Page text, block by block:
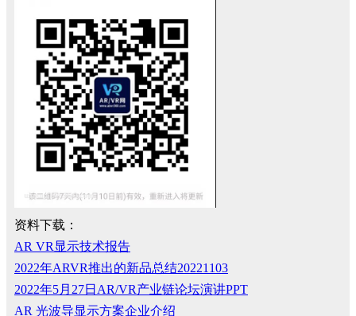
资料下载：
AR VR显示技术报告
2022年ARVR推出的新品总结20221103
2022年5月27日AR/VR产业链论坛演讲PPT
AR 光波导显示方案企业介绍